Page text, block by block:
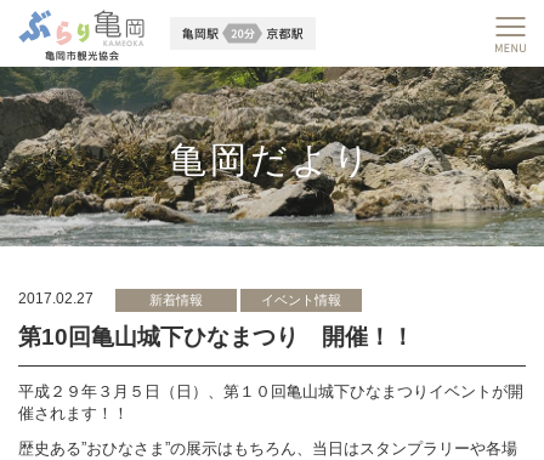
亀岡だより
2017.02.27 新着情報 イベント情報
第10回亀山城下ひなまつり 開催！！
平成２９年３月５日（日）、第１０回亀山城下ひなまつりイベントが開
催されます！！
歴史ある”おひなさま”の展示はもちろん、当日はスタンプラリーや各場